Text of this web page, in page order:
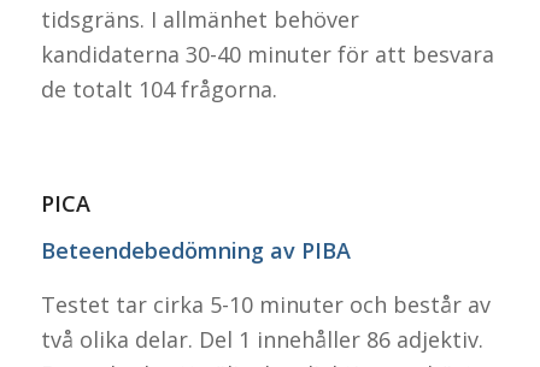
tidsgräns. I allmänhet behöver
kandidaterna 30-40 minuter för att besvara
de totalt 104 frågorna.
PICA
Beteendebedömning av PIBA
Testet tar cirka 5-10 minuter och består av
två olika delar. Del 1 innehåller 86 adjektiv.